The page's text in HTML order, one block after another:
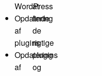
WordPress
Opdatering
af
plugins
Opdatering
af
at
finde
de
rigtige
plugins
og